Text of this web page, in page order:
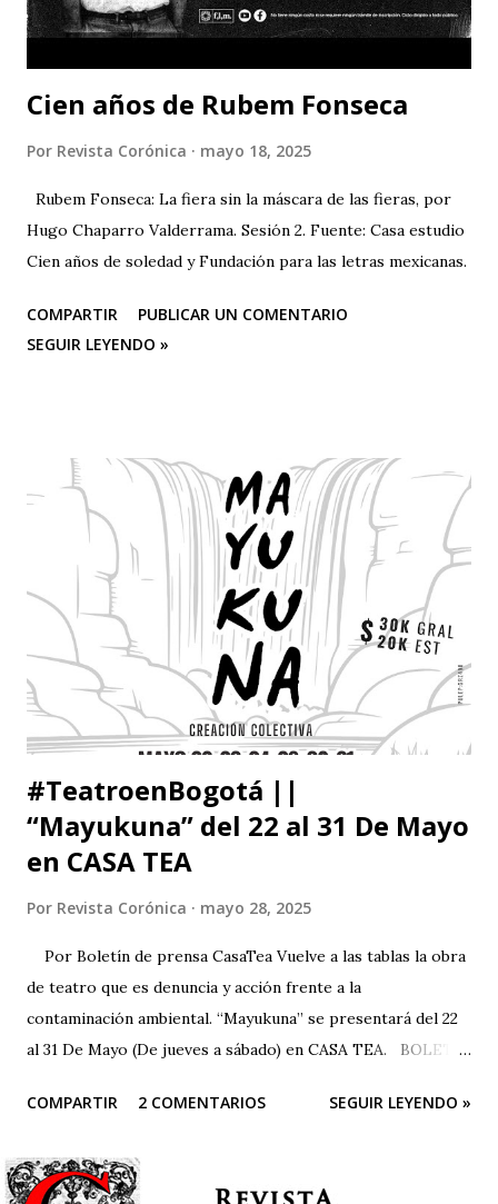
Cien años de Rubem Fonseca
Por Revista Corónica mayo 18, 2025
Rubem Fonseca: La fiera sin la máscara de las fieras, por
Hugo Chaparro Valderrama. Sesión 2. Fuente: Casa estudio
Cien años de soledad y Fundación para las letras mexicanas.
COMPARTIR
PUBLICAR UN COMENTARIO
SEGUIR LEYENDO »
#TeatroenBogotá ||
“Mayukuna” del 22 al 31 De Mayo
en CASA TEA
Por Revista Corónica mayo 28, 2025
Por Boletín de prensa CasaTea Vuelve a las tablas la obra
de teatro que es denuncia y acción frente a la
contaminación ambiental. “Mayukuna” se presentará del 22
al 31 De Mayo (De jueves a sábado) en CASA TEA. BOLETÍN
a un medio ambiente saludable.” El arte es una herramienta
a ser catastróficas; Este sentir es el motor de Teatro
COMPARTIR 2 COMENTARIOS SEGUIR LEYENDO »